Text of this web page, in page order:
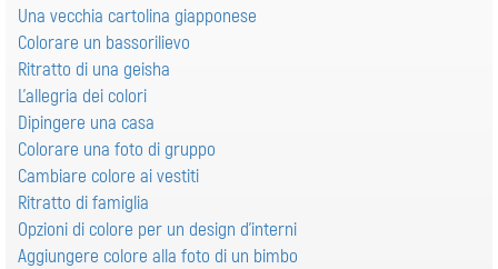
Una vecchia cartolina giapponese
Colorare un bassorilievo
Ritratto di una geisha
L'allegria dei colori
Dipingere una casa
Colorare una foto di gruppo
Cambiare colore ai vestiti
Ritratto di famiglia
Opzioni di colore per un design d'interni
Aggiungere colore alla foto di un bimbo